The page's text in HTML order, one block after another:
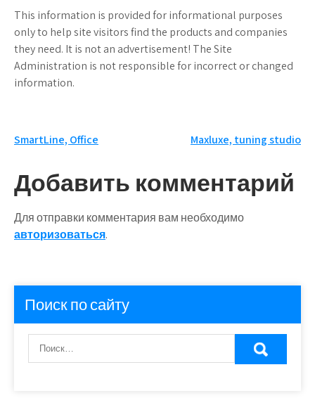
This information is provided for informational purposes
only to help site visitors find the products and companies
they need. It is not an advertisement! The Site
Administration is not responsible for incorrect or changed
information.
Навигация
по
записям
SmartLine, Office Maxluxe, tuning studio
Добавить комментарий
Для отправки комментария вам необходимо
авторизоваться.
Поиск по сайту